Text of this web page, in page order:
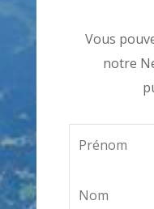
Vous
notre